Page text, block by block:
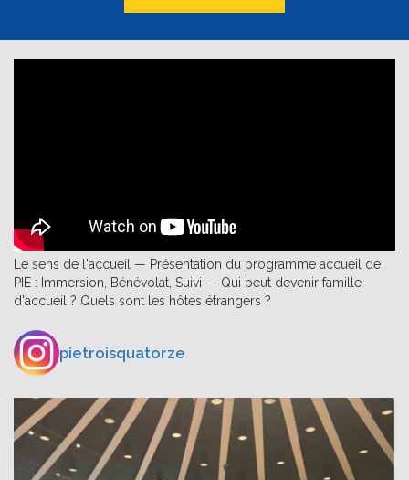
Le sens de l'accueil — Présentation du programme accueil de
PIE : Immersion, Bénévolat, Suivi — Qui peut devenir famille
d'accueil ? Quels sont les hôtes étrangers ?
pietroisquatorze